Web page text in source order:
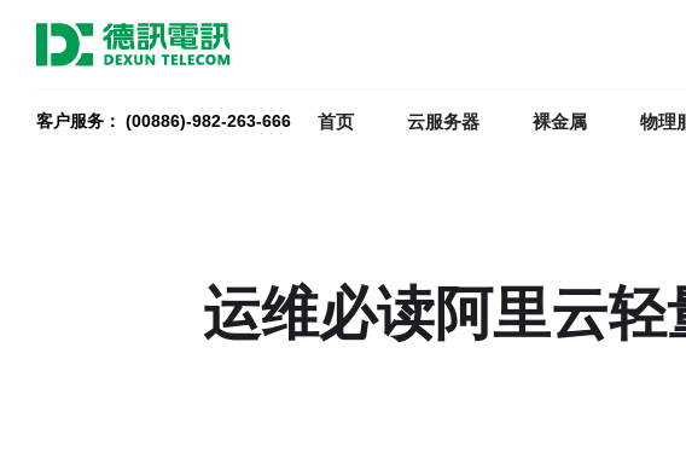
客户服务： (00886)-982-263-666 首页 云服务器 裸金属 物理
运维必读阿里云